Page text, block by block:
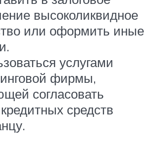
высоколиквидное
или оформить иные
услугами
фирмы,
согласовать
средств